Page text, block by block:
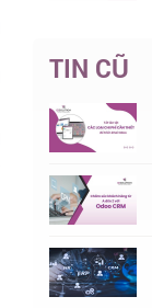
TIN CŨ